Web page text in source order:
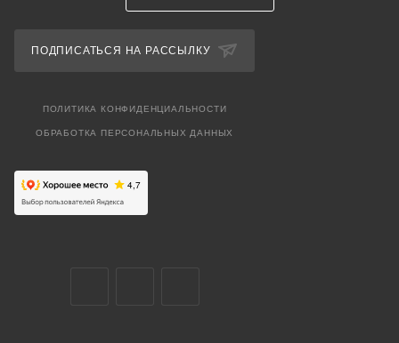
ПОДПИСАТЬСЯ НА РАССЫЛКУ
ПОЛИТИКА КОНФИДЕНЦИАЛЬНОСТИ
ОБРАБОТКА ПЕРСОНАЛЬНЫХ ДАННЫХ